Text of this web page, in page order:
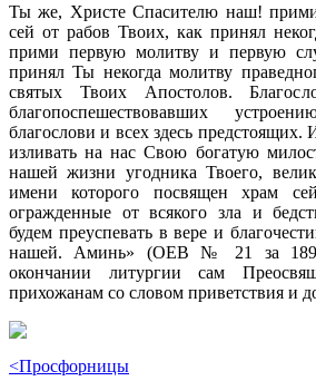
Ты же, Христе Спасителю наш!
сей от рабов Твоих, как принял
прими первую молитву и первую
принял Ты некогда молитву
святых Твоих Апостолов.
благопоспешествовавших
благослови и всех здесь предстоящих.
изливать на нас Свою богатую
нашей жизни угодника Твоего,
имени которого посвящен храм
огражденные от всякого зла и
будем преуспевать в вере и
нашей. Аминь» (ОЕВ № 21 за
окончании литургии сам
прихожанам со словом приветствия и
<Просфорницы